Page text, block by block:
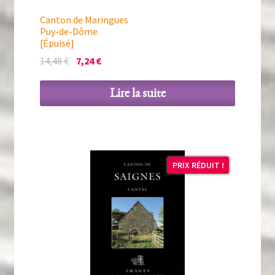
Canton de Maringues
Puy-de-Dôme
[Épuisé]
14,48€ Le
était :
7,24€Le
actuel
est :
Lire la suite
PRIX RÉDUIT !